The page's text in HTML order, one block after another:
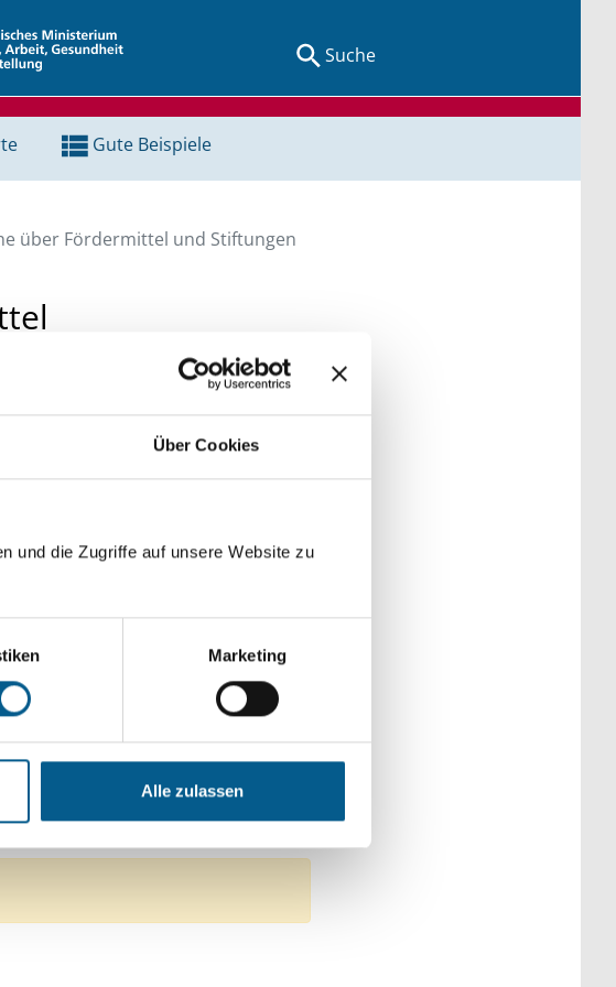
Über Cookies
und die Zugriffe auf unsere Website zu
Marketing
Alle zulassen
Suche
Gute Beispiele
über Fördermittel und Stiftungen
Hier können Sie direkt über
Bei der Suche bitte die Groß- und
oder Kategorien
Suchen
Gesundheitswesen
Themen: Wohltätige Zwecke